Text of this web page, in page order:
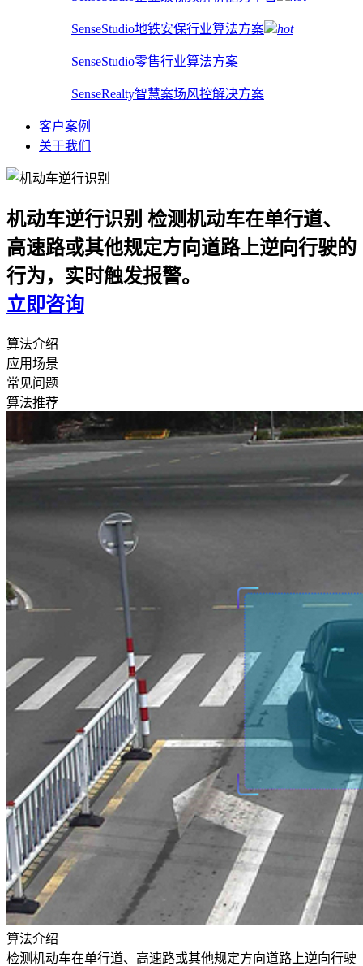
SenseStudio地铁安保行业算法方案 hot
SenseStudio零售行业算法方案
SenseRealty智慧案场风控解决方案
客户案例
关于我们
机动车逆行识别 检测机动车在单行道、
高速路或其他规定方向道路上逆向行驶的
行为，实时触发报警。
立即咨询
算法介绍
应用场景
常见问题
算法推荐
算法介绍
检测机动车在单行道、高速路或其他规定方向道路上逆向行驶